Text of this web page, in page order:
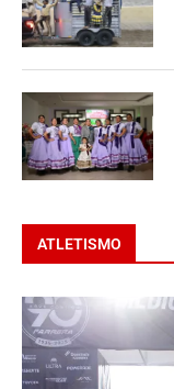
ATLETISMO